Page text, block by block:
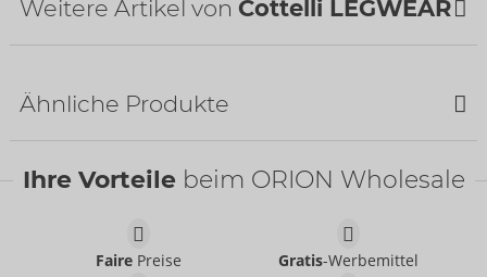
Weitere Artikel von Cottelli LEGWEAR
Ähnliche Produkte
Ihre Vorteile beim ORION Wholesale
FairePreise Gratis-Werbemittel